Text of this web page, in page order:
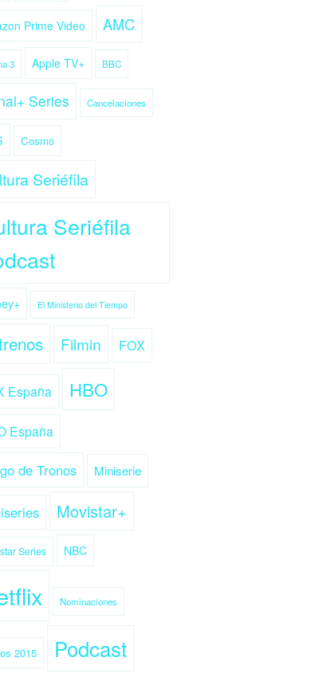
Prime Video AMC
3 Apple TV+ BBC
Series Cancelaciones
Cosmo
Seriéfila
Seriéfila
El Ministerio del Tiempo
Filmin FOX
España HBO
España
de Tronos Miniserie
Movistar+
Series NBC
Nominaciones
2015 Podcast